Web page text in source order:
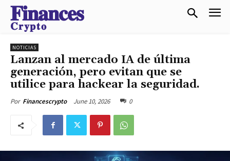
𝐅𝐢𝐧𝐚𝐧𝐜𝐞𝐬
𝐂𝐫𝐲𝐩𝐭𝐨
NOTICIAS
Lanzan al mercado IA de última
generación, pero evitan que se
utilice para hackear la seguridad.
Por Financescrypto June 10, 2026 0